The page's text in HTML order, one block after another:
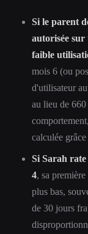
Si le parent
autorisée sur
faible
mois 6 (ou
d'utilisateur
au lieu de
calculée
Si Sarah
4, sa
plus bas,
de 30 jours